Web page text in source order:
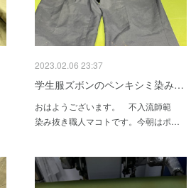
2023.02.06 23:37
学生服ズボンのペンキシミ染み…
おはようございます。 不入流師範
染み抜き職人マコトです。今朝はポ…